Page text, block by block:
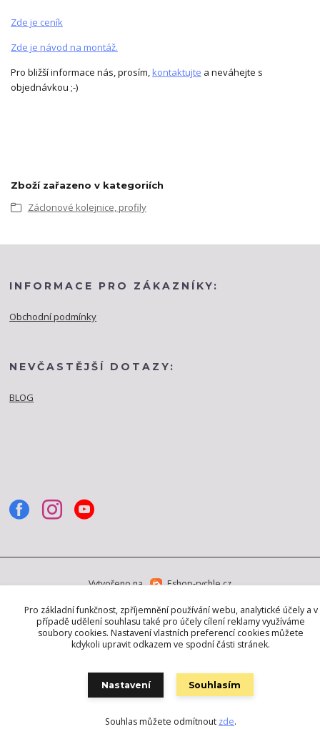
Zde je ceník
Zde je návod na montáž.
Pro bližší informace nás, prosím, kontaktujte a neváhejte s
objednávkou ;-)
Zboží zařazeno v kategoriích
Záclonové kolejnice, profily
INFORMACE PRO ZÁKAZNÍKY:
Obchodní podmínky
NEVČASTĚJŠÍ DOTAZY:
BLOG
Vytvořeno na Eshop-rychle.cz
Pro základní funkčnost, zpříjemnění používání webu, analytické účely a v
případě udělení souhlasu také pro účely cílení reklamy využíváme
soubory cookies. Nastavení vlastních preferencí cookies můžete
kdykoli upravit odkazem ve spodní části stránek.
Nastavení Souhlasím
Souhlas můžete odmítnout zde.